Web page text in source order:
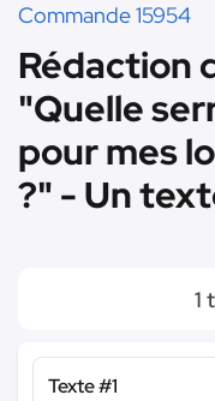
Commande 15954
Rédaction
"Quelle
pour mes
?" - Un
1
Texte #1